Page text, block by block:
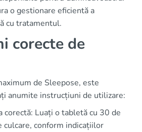
o gestionare eficientă a
cu tratamentul.
corecte de
de Sleepose, este
anumite instrucțiuni de utilizare:
corectă: Luați o tabletă cu 30 de
culcare, conform indicațiilor